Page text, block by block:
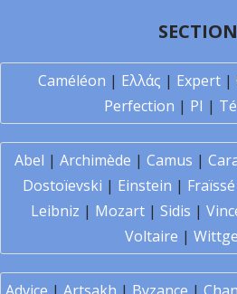
Caméléon | Ελλάς | Expert|
Perfection | PI |
Abel | Archimède | Camus |
Dostoïevski | Einstein | Fraïssé
Leibniz | Mozart | Sidis |
Voltaire |